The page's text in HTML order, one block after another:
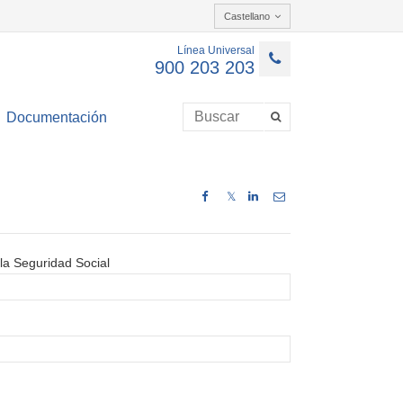
Castellano
Línea Universal
900 203 203
Documentación
𝕏
Seguridad Social